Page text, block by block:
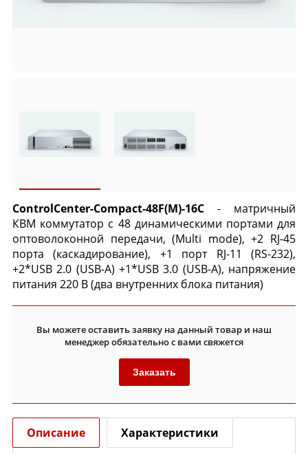
ControlCenter-Compact-48F(M)-16C - матричный
КВМ коммутатор с 48 динамическими портами для
оптоволоконной передачи, (Multi mode), +2 RJ-45
порта (каскадирование), +1 порт RJ-11 (RS-232),
+2*USB 2.0 (USB-A) +1*USB 3.0 (USB-A), напряжение
питания 220 В (два внутренних блока питания)
Вы можете оставить заявку на данный товар и наш
менеджер обязательно с вами свяжется
Заказать
Описание Характеристики